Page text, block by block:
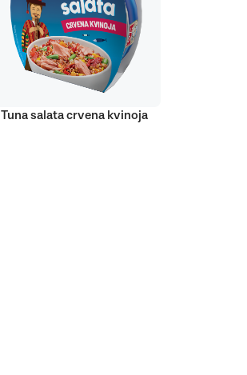
Tuna salata crvena kvinoja